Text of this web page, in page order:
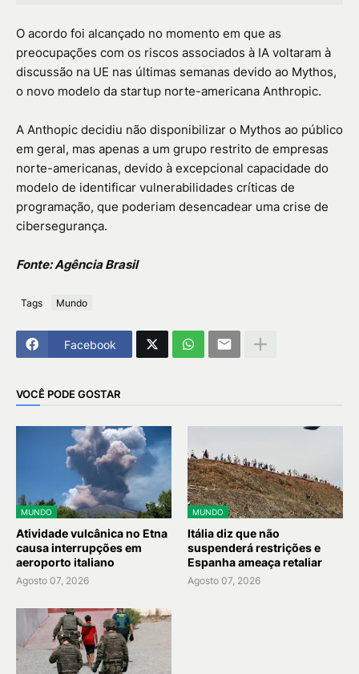
O acordo foi alcançado no momento em que as
preocupações com os riscos associados à IA voltaram à
discussão na UE nas últimas semanas devido ao Mythos,
o novo modelo da startup norte-americana Anthropic.
A Anthopic decidiu não disponibilizar o Mythos ao público
em geral, mas apenas a um grupo restrito de empresas
norte-americanas, devido à excepcional capacidade do
modelo de identificar vulnerabilidades críticas de
programação, que poderiam desencadear uma crise de
cibersegurança.
Fonte: Agência Brasil
Tags Mundo
Facebook
VOCÊ PODE GOSTAR
MUNDO
Atividade vulcânica no Etna
causa interrupções em
aeroporto italiano
Agosto 07, 2026
MUNDO
Itália diz que não
suspenderá restrições e
Espanha ameaça retaliar
Agosto 07, 2026